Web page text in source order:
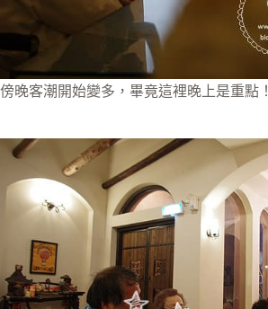
傍晚客潮開始變多，畢竟這裡晚上是重點！